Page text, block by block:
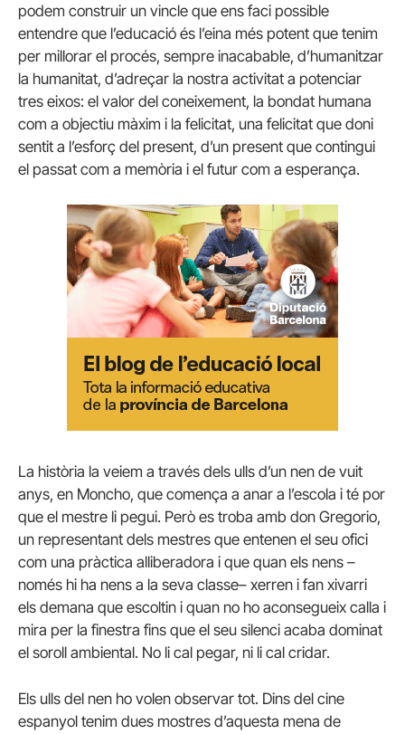
podem construir un vincle que ens faci possible
entendre que l’educació és l’eina més potent que tenim
per millorar el procés, sempre inacabable, d’humanitzar
la humanitat, d’adreçar la nostra activitat a potenciar
tres eixos: el valor del coneixement, la bondat humana
com a objectiu màxim i la felicitat, una felicitat que doni
sentit a l’esforç del present, d’un present que contingui
el passat com a memòria i el futur com a esperança.
La història la veiem a través dels ulls d’un nen de vuit
anys, en Moncho, que comença a anar a l’escola i té por
que el mestre li pegui. Però es troba amb don Gregorio,
un representant dels mestres que entenen el seu ofici
com una pràctica alliberadora i que quan els nens –
només hi ha nens a la seva classe– xerren i fan xivarri
els demana que escoltin i quan no ho aconsegueix calla i
mira per la finestra fins que el seu silenci acaba dominat
el soroll ambiental. No li cal pegar, ni li cal cridar.
Els ulls del nen ho volen observar tot. Dins del cine
espanyol tenim dues mostres d’aquesta mena de